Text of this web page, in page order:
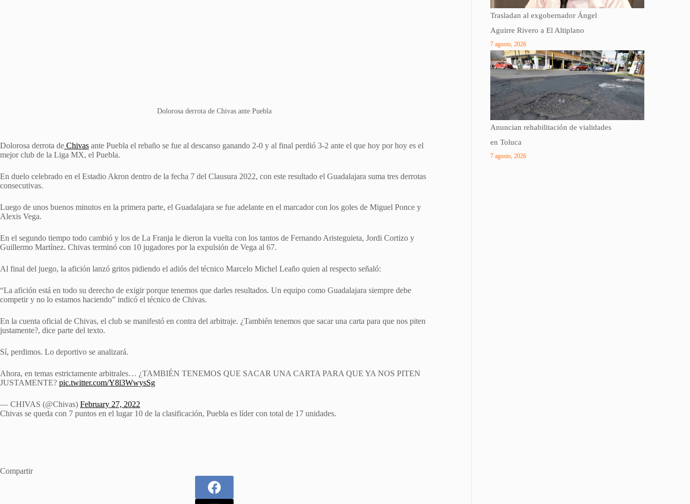
Dolorosa derrota de Chivas ante Puebla
Dolorosa derrota de Chivas ante Puebla el rebaño se fue al descanso ganando 2-0 y al final perdió 3-2 ante el que hoy por hoy es el
mejor club de la Liga MX, el Puebla.
En duelo celebrado en el Estadio Akron dentro de la fecha 7 del Clausura 2022, con este resultado el Guadalajara suma tres derrotas
consecutivas.
Luego de unos buenos minutos en la primera parte, el Guadalajara se fue adelante en el marcador con los goles de Miguel Ponce y
Alexis Vega.
En el segundo tiempo todo cambió y los de La Franja le dieron la vuelta con los tantos de Fernando Aristeguieta, Jordi Cortizo y
Guillermo Martínez. Chivas terminó con 10 jugadores por la expulsión de Vega al 67.
Al final del juego, la afición lanzó gritos pidiendo el adiós del técnico Marcelo Michel Leaño quien al respecto señaló:
“La afición está en todo su derecho de exigir porque tenemos que darles resultados. Un equipo como Guadalajara siempre debe
competir y no lo estamos haciendo” indicó el técnico de Chivas.
En la cuenta oficial de Chivas, el club se manifestó en contra del arbitraje. ¿También tenemos que sacar una carta para que nos piten
justamente?, dice parte del texto.
Sí, perdimos. Lo deportivo se analizará.
Ahora, en temas estrictamente arbitrales… ¿TAMBIÉN TENEMOS QUE SACAR UNA CARTA PARA QUE YA NOS PITEN
JUSTAMENTE? pic.twitter.com/Y8l3WwysSg
— CHIVAS (@Chivas) February 27, 2022
Chivas se queda con 7 puntos en el lugar 10 de la clasificación, Puebla es líder con total de 17 unidades.
Compartir
Trasladan al exgobernador Ángel
Aguirre Rivero a El Altiplano
7 agosto, 2026
Anuncian rehabilitación de vialidades
en Toluca
7 agosto, 2026